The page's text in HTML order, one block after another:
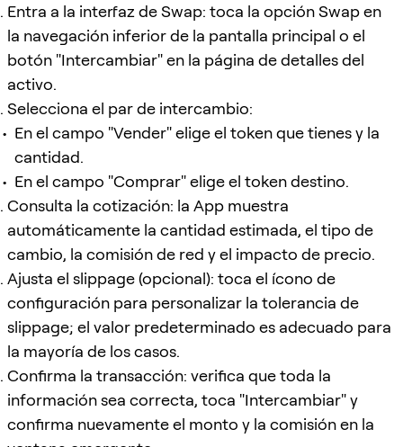
Entra a la interfaz de Swap: toca la opción Swap en
la navegación inferior de la pantalla principal o el
botón "Intercambiar" en la página de detalles del
activo.
Selecciona el par de intercambio:
En el campo "Vender" elige el token que tienes y la
cantidad.
En el campo "Comprar" elige el token destino.
Consulta la cotización: la App muestra
automáticamente la cantidad estimada, el tipo de
cambio, la comisión de red y el impacto de precio.
Ajusta el slippage (opcional): toca el ícono de
configuración para personalizar la tolerancia de
slippage; el valor predeterminado es adecuado para
la mayoría de los casos.
Confirma la transacción: verifica que toda la
información sea correcta, toca "Intercambiar" y
confirma nuevamente el monto y la comisión en la